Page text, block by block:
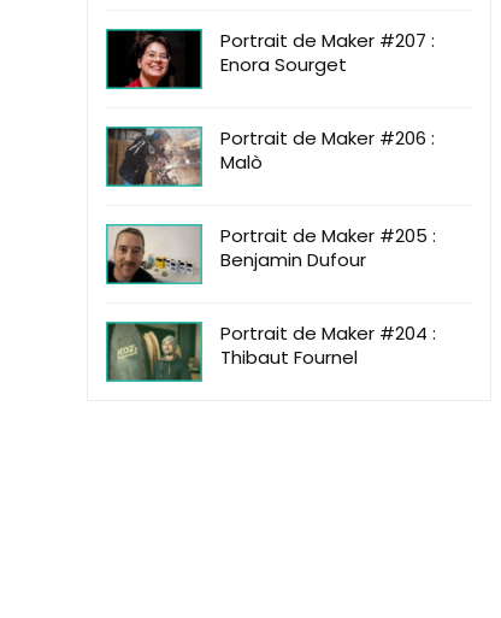
Portrait de Maker #207 :
Enora Sourget
Portrait de Maker #206 :
Malò
Portrait de Maker #205 :
Benjamin Dufour
Portrait de Maker #204 :
Thibaut Fournel